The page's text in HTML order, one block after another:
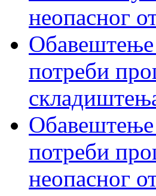
неопасног
Обавештење
потреби
потреби
неопасног